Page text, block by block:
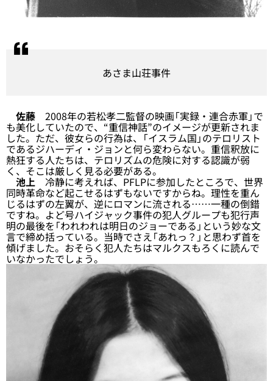
あさま山荘事件
佐藤 2008年の若松孝二監督の映画「実録・連合赤軍」で
も美化していたので、“重信神話”のイメージが更新されま
した。ただ、彼女らの行為は、「イスラム国」のテロリスト
であるジハーディ・ジョンと何ら変わらない。重信釈放に
熱狂する人たちは、テロリズムの危険に対する認識が弱
く、そこは厳しく見る必要がある。
池上 冷静に考えれば、PFLPに参加したところで、世界
同時革命など起こせるはずもないですからね。理性を重ん
じるはずの左翼が、逆にロマンに流される……一種の倒錯
ですね。よど号ハイジャック事件の犯人グループも犯行声
明の最後を「われわれは明日のジョーである」という妙な文
言で締め括っている。当時でさえ「あれっ？」と思わず首を
傾げました。おそらく犯人たちはマルクスもろくに読んで
いなかったでしょう。